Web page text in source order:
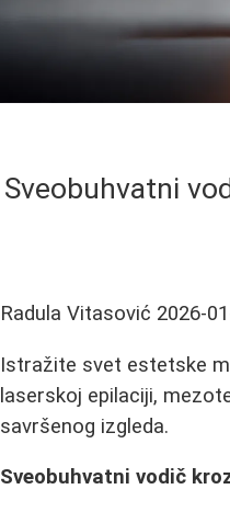
Sveobuhvatni
Radula Vitasović 2026-
Istražite svet estetske
laserskoj epilaciji,
savršenog izgleda.
Sveobuhvatni vodič